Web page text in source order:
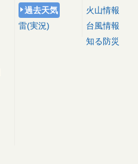
過去天気
雷(実況)
火山情報
台風情報
知る防災